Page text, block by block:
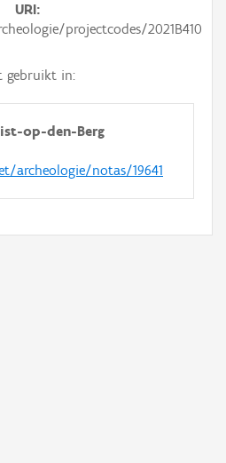
URI
projectcodes/2021B410
gebruikt in:
op-den-Berg
archeologie/notas/19641